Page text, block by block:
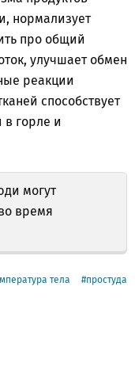
нормализует
про общий
улучшает обмен
реакции
способствует
горле и
могут
время
тела простуда